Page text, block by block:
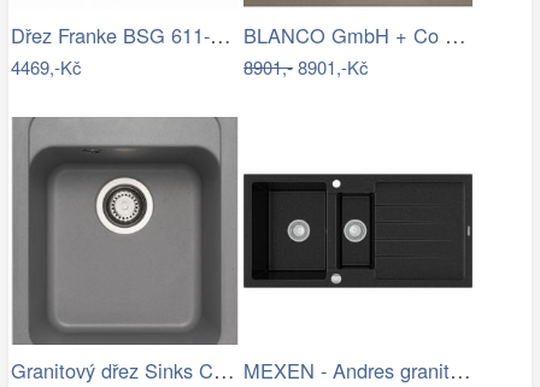
Dřez Franke BSG 611-62 onyx 114.0395.129
4469,-Kč
BLANCO GmbH + Co KG Granitový dřez…
8901,-8901,-Kč
Granitový dřez Sinks CLASSIC 400… MEXEN - Andres granitový dřez 1.5 s…